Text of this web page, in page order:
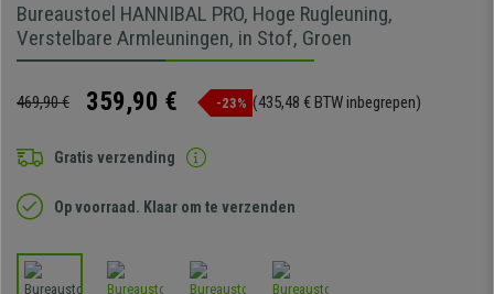
Bureaustoel HANNIBAL PRO, Hoge Rugleuning,
Verstelbare Armleuningen, in Stof, Groen
469,90 € 359,90 € -23% (435,48 € BTW inbegrepen)
Gratis verzending
Op voorraad. Klaar om te verzenden